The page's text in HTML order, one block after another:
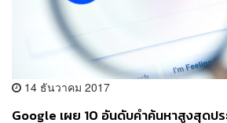
14 ธันวาคม 2017
Google เผย 10 อันดับคำค้นหาสูงสุดปร